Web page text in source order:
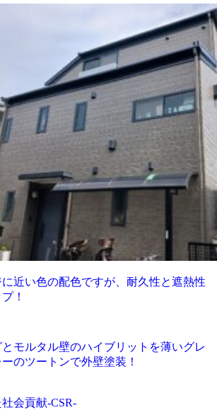
近い色の配色ですが、耐久性と遮熱性
！
モルタル壁のハイブリットを薄いグレ
のツートンで外壁塗装！
会貢献-CSR-